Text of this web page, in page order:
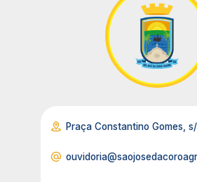
Praça Constantino Gomes,